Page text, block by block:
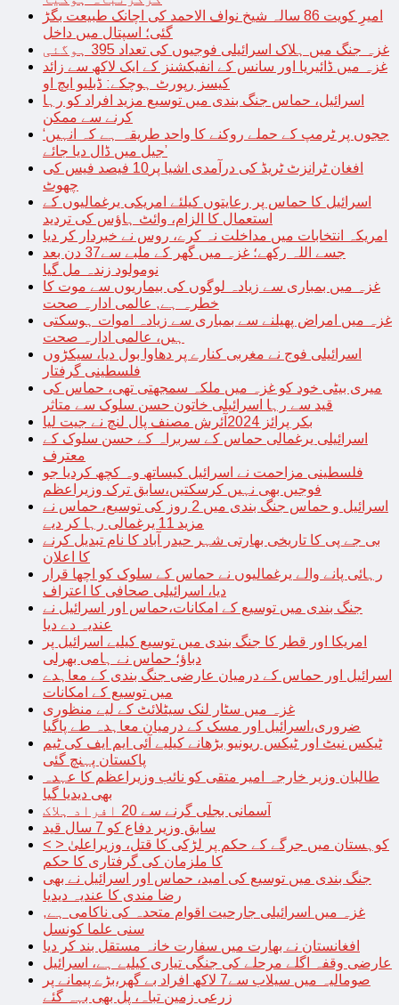
امیرِ کویت 86 سالہ شیخ نواف الاحمد کی اچانک طبیعت بگڑ
گئی؛ اسپتال میں داخل
غزہ جنگ میں ہلاک اسرائیلی فوجیوں کی تعداد 395 ہوگئی
غزہ میں ڈائیریا اور سانس کے انفیکشنز کے ایک لاکھ سے زائد
کیسز رپورٹ ہوچکے: ڈبلیو ایچ او
اسرائیل، حماس جنگ بندی میں توسیع مزید افراد کو رہا
کرنے سے ممکن
‘ججوں پر ٹرمپ کے حملے روکنے کا واحد طریقہ ہے کہ انہیں
جیل میں ڈال دیا جائے’
افغان ٹرانزٹ ٹریڈ کی درآمدی اشیا پر10 فیصد فیس کی
چھوٹ
اسرائیل کا حماس پر رعایتوں کیلئے امریکی یرغمالیوں کے
استعمال کا الزام، وائٹ ہاؤس کی تردید
امریکہ انتخابات میں مداخلت نہ کرے، روس نے خبردار کر دیا
جسے اللہ رکھے؛ غزہ میں گھر کے ملبے سے37 دن بعد
نومولود زندہ مل گیا
غزہ میں بمباری سے زیادہ لوگوں کی بیماریوں سے موت کا
خطرہ ہے, عالمی ادارہ صحت
غزہ میں امراض پھیلنے سے بمباری سے زیادہ اموات ہوسکتی
ہیں، عالمی ادارہ صحت
اسرائیلی فوج نے مغربی کنارے پر دھاوا بول دیا، سیکڑوں
فلسطینی گرفتار
میری بیٹی خود کو غزہ میں ملکہ سمجھتی تھی، حماس کی
قید سے رہا اسرائیلی خاتون حسن سلوک سے متاثر
بکر پرائز 2024آئرش مصنف پال لنچ نے جیت لیا
اسرائیلی یرغمالی حماس کے سربراہ کے حسن سلوک کے
معترف
فلسطینی مزاحمت نے اسرائیل کیساتھ وہ کچھ کردیا جو
فوجیں بھی نہیں کرسکتیں،سابق ترک وزیراعظم
اسرائیل و حماس جنگ بندی میں 2 روز کی توسیع، حماس نے
مزید 11 یرغمالی رہا کر دیے
بی جے پی کا تاریخی بھارتی شہر حیدر آباد کا نام تبدیل کرنے
کا اعلان
رہائی پانے والے یرغمالیوں نے حماس کے سلوک کو اچھا قرار
دیا، اسرائیلی صحافی کا اعتراف
جنگ بندی میں توسیع کے امکانات،حماس اور اسرائیل نے
عندیہ دے دیا
امریکا اور قطر کا جنگ بندی میں توسیع کیلیے اسرائیل پر
دباؤ؛ حماس نے ہامی بھرلی
اسرائیل اور حماس کے درمیان عارضی جنگ بندی کے معاہدے
میں توسیع کے امکانات
غزہ میں سٹار لنک سیٹلائٹ کے لیے منظوری
ضروری،اسرائیل اور مسک کے درمیان معاہدہ طے پاگیا
ٹیکس نیٹ اور ٹیکس ریونیو بڑھانے کیلیے آئی ایم ایف کی ٹیم
پاکستان پہنچ گئی
طالبان وزیر خارجہ امیر متقی کو نائب وزیراعظم کا عہدہ
بھی دیدیا گیا
آسمانی بجلی گرنے سے 20 افراد ہلاک
سابق وزیر دفاع کو 7 سال قید
< > کوہستان میں جرگے کے حکم پر لڑکی کا قتل، وزیراعلیٰ
کا ملزمان کی گرفتاری کا حکم
جنگ بندی میں توسیع کی امید، حماس اور اسرائیل نے بھی
رضا مندی کا عندیہ دیدیا
غزہ میں اسرائیلی جارحیت اقوام متحدہ کی ناکامی ہے,
سنی علما کونسل
افغانستان نے بھارت میں سفارت خانہ مستقل بند کر دیا
عارضی وقفہ اگلے مرحلے کی جنگی تیاری کیلیے ہے، اسرائیل
صومالیہ میں سیلاب سے7 لاکھ افراد بے گھر،بڑے پیمانے پر
زرعی زمین تباہ، پل بھی بہہ گئے